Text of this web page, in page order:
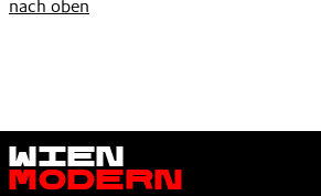
nach oben
Wien
Modern